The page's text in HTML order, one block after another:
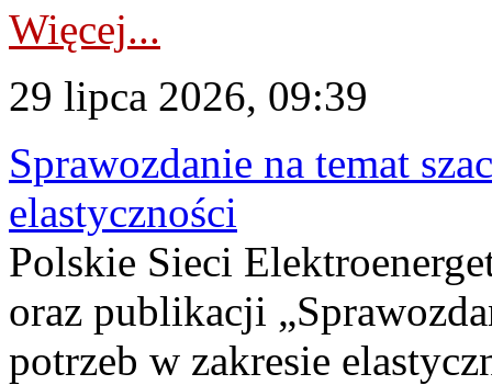
Więcej...
29 lipca 2026, 09:39
Sprawozdanie na temat
elastyczności
Polskie Sieci
oraz publikacji
potrzeb w zakresie